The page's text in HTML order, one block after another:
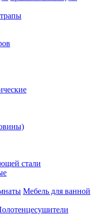
стали
Мебель для ванной